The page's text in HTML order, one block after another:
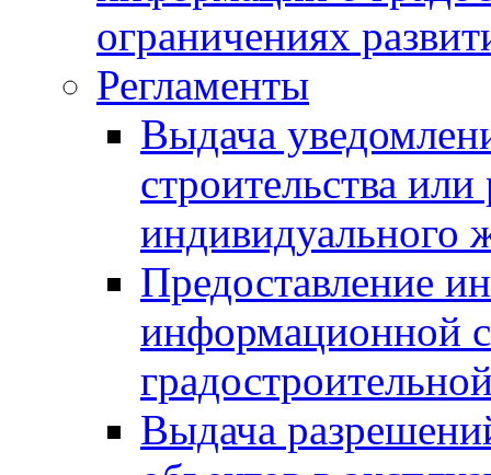
ограничениях
Регламенты
Выдача
строительства
индивидуального
Предоставление
информационной
Выдача